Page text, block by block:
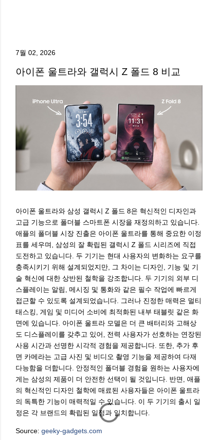
7월 02, 2026
아이폰 울트라와 갤럭시 Z 폴드 8 비교
아이폰 울트라와 삼성 갤럭시 Z 폴드 8은 혁신적인 디자인과
고급 기능으로 폴더블 스마트폰 시장을 재정의하고 있습니다.
애플의 폴더블 시장 진출은 아이폰 울트라를 통해 중요한 이정
표를 세우며, 삼성의 잘 확립된 갤럭시 Z 폴드 시리즈에 직접
도전하고 있습니다. 두 기기는 현대 사용자의 변화하는 요구를
충족시키기 위해 설계되었지만, 그 차이는 디자인, 기능 및 기
술 혁신에 대한 상반된 철학을 강조합니다. 두 기기의 외부 디
스플레이는 알림, 메시징 및 통화와 같은 필수 작업에 빠르게
접근할 수 있도록 설계되었습니다. 그러나 진정한 매력은 멀티
태스킹, 게임 및 미디어 소비에 최적화된 내부 태블릿 같은 화
면에 있습니다. 아이폰 울트라 모델은 더 큰 배터리와 고해상
도 디스플레이를 갖추고 있어, 전력 사용자가 선호하는 연장된
사용 시간과 선명한 시각적 경험을 제공합니다. 또한, 추가 후
면 카메라는 고급 사진 및 비디오 촬영 기능을 제공하여 다재
다능함을 더합니다. 안정적인 폴더블 경험을 원하는 사용자에
게는 삼성의 제품이 더 안전한 선택이 될 것입니다. 반면, 애플
의 혁신적인 디자인 철학에 매료된 사용자들은 아이폰 울트라
의 독특한 기능이 매력적일 수 있습니다. 이 두 기기의 출시 일
정은 각 브랜드의 확립된 일정과 일치합니다.
Source: geeky-gadgets.com